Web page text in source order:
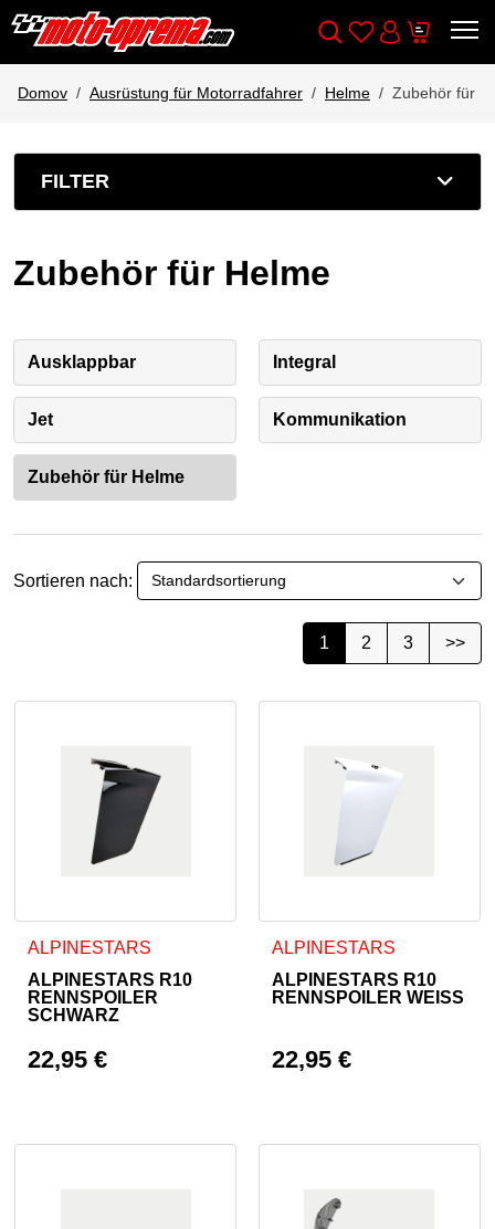
Wishlist
Cart
Domov Ausrüstung für Motorradfahrer Helme Zubehör für
FILTER
Zubehör für Helme
Ausklappbar Integral
Jet Kommunikation
Zubehör für Helme
Sortieren nach:
1 2 3 >>
ALPINESTARS
ALPINESTARS R10
RENNSPOILER
SCHWARZ
22,95€
ALPINESTARS
ALPINESTARS R10
RENNSPOILER WEISS
22,95 €